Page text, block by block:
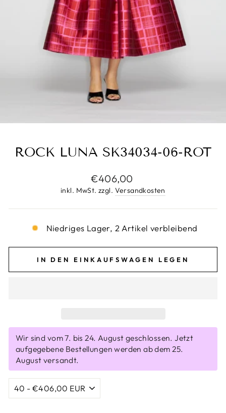
ROCK LUNA SK34034-06-ROT
Normaler
Preis
€406,00
inkl. MwSt. zzgl. Versandkosten
Niedriges Lager, 2 Artikel verbleibend
IN DEN EINKAUFSWAGEN LEGEN
Wir sind vom 7. bis 24. August geschlossen. Jetzt
aufgegebene Bestellungen werden ab dem 25.
August versandt.